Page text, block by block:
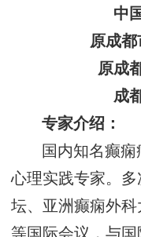
中
原成
原成
成
专家介绍：
国内知名癫
心理实践专家。
坛、亚洲癫痫外
等国际会议，与